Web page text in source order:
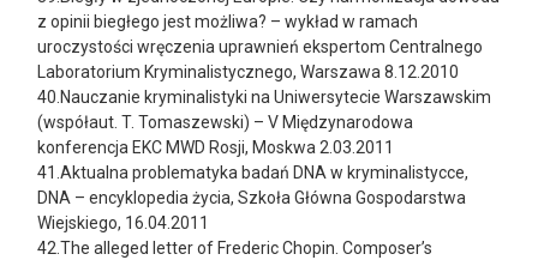
z opinii biegłego jest możliwa? – wykład w ramach
uroczystości wręczenia uprawnień ekspertom Centralnego
Laboratorium Kryminalistycznego, Warszawa 8.12.2010
40.Nauczanie kryminalistyki na Uniwersytecie Warszawskim
(współaut. T. Tomaszewski) – V Międzynarodowa
konferencja EKC MWD Rosji, Moskwa 2.03.2011
41.Aktualna problematyka badań DNA w kryminalistycce,
DNA – encyklopedia życia, Szkoła Główna Gospodarstwa
Wiejskiego, 16.04.2011
42.The alleged letter of Frederic Chopin. Composer’s